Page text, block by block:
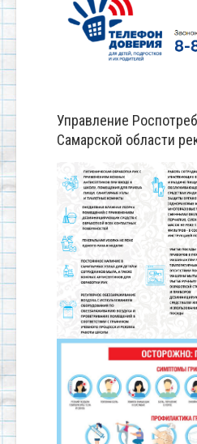
Управление
Самарской области